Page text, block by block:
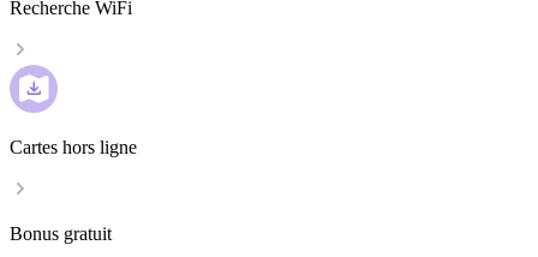
Recherche WiFi
Cartes hors ligne
Bonus gratuit